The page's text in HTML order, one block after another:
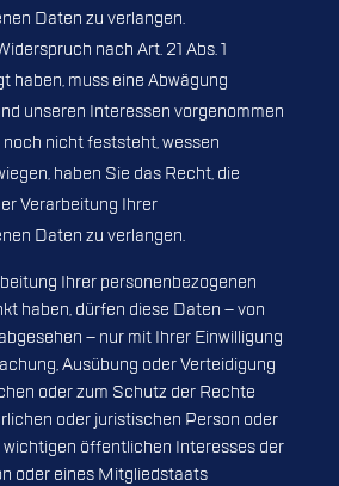
Daten zu verlangen.
nach Art. 21 Abs. 1
haben, muss eine Abwägung
unseren Interessen vorgenommen
nicht feststeht, wessen
haben Sie das Recht, die
Verarbeitung Ihrer
Daten zu verlangen.
Ihrer personenbezogenen
haben, dürfen diese Daten – von
– nur mit Ihrer Einwilligung
Ausübung oder Verteidigung
oder zum Schutz der Rechte
oder juristischen Person oder
wichtigen öffentlichen Interesses der
oder eines Mitgliedstaats